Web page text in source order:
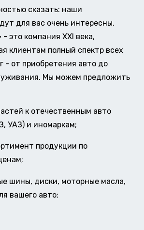
сказать: наши
для вас очень интересны.
это компания XXI века,
клиентам полный спектр всех
- от приобретения авто до
Мы можем предложить
к отечественным авто
УАЗ) и иномаркам;
продукции по
шины, диски, моторные масла,
вашего авто;